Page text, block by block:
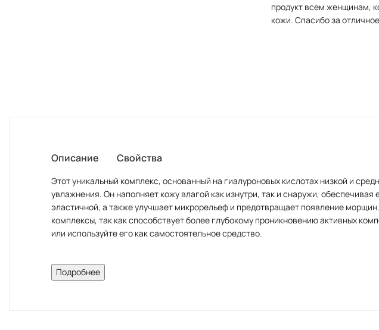
продукт всем женщинам,
кожи. Спасибо за
Описание Свойства
Этот уникальный комплекс, основанный на гиалуроновых кислотах низкой и
увлажнения. Он наполняет кожу влагой как изнутри, так и снаружи,
эластичной, а также улучшает микрорельеф и предотвращает появление
комплексы, так как способствует более глубокому проникновению активных
или используйте его как самостоятельное средство.
Описание:
Подробнее